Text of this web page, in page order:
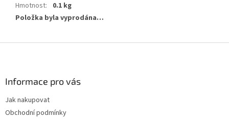
Hmotnost:
0.1 kg
Položka byla vyprodána…
Informace pro vás
Jak nakupovat
Obchodní podmínky